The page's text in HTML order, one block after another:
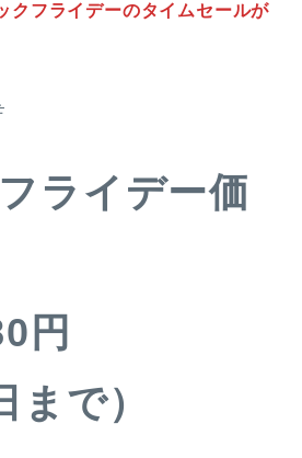
クフライデーのタイムセールが
ライデー価
円
まで）